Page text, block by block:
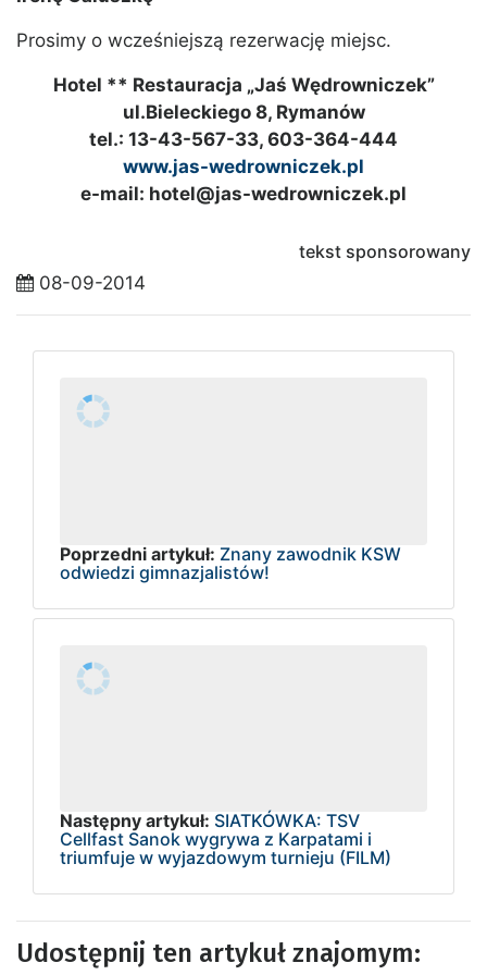
Prosimy o wcześniejszą rezerwację miejsc.
Hotel ** Restauracja „Jaś Wędrowniczek”
ul.Bieleckiego 8, Rymanów
tel.: 13-43-567-33, 603-364-444
www.jas-wedrowniczek.pl
e-mail: hotel@jas-wedrowniczek.pl
tekst sponsorowany
08-09-2014
Poprzedni artykuł: Znany zawodnik KSW
odwiedzi gimnazjalistów!
Następny artykuł: SIATKÓWKA: TSV
Cellfast Sanok wygrywa z Karpatami i
triumfuje w wyjazdowym turnieju (FILM)
Udostępnij ten artykuł znajomym: